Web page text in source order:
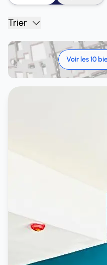
Trier
Voir les 10